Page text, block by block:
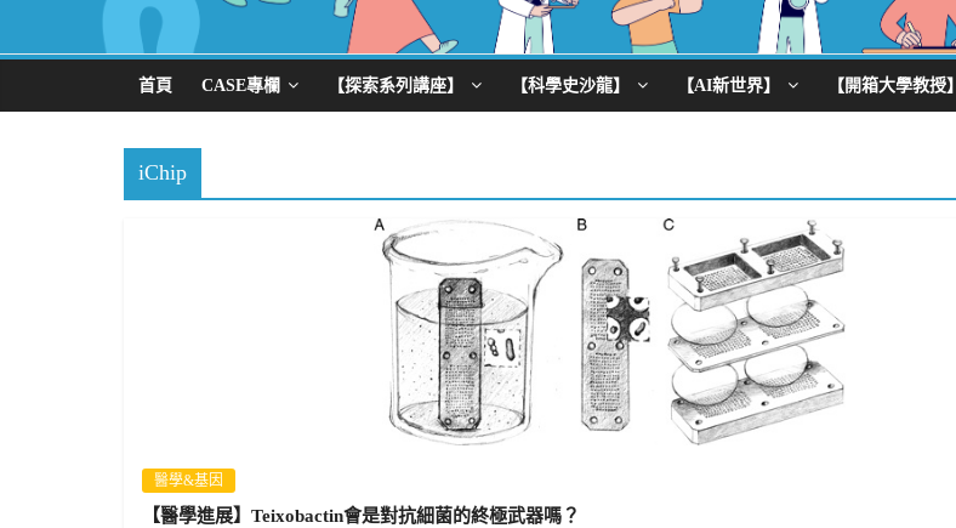
首頁 CASE專欄 【探索系列講座】 【科學史沙龍】 【AI新世界】 【開箱大學教授】
iChip
醫學&基因
【醫學進展】Teixobactin會是對抗細菌的終極武器嗎？